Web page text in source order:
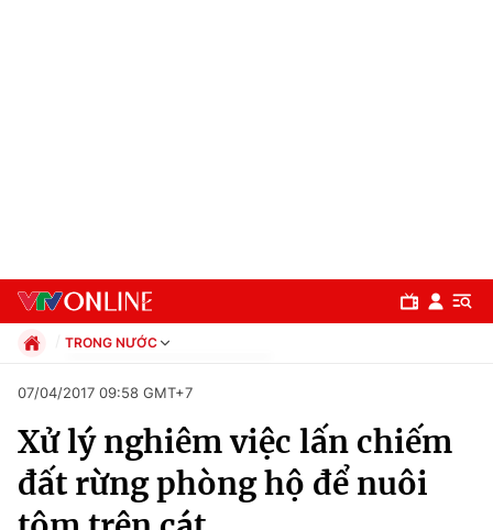
Chuyên mục
Chính trị
TRONG NƯỚC
Xã hội
Pháp luật
Kinh tế
Thể thao
Truyền hình
07/04/2017 09:58 GMT+7
Xử lý nghiêm việc lấn chiếm
đất rừng phòng hộ để nuôi